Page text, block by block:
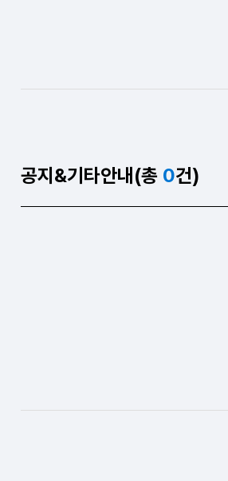
공지&기타안내(총 0건)